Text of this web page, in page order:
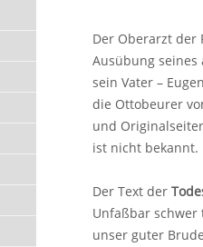
Der Oberarzt der
Ausübung seines
sein Vater –
die Ottobeurer
und
ist nicht bekannt.
Der Text der
Unfaßbar
unser guter